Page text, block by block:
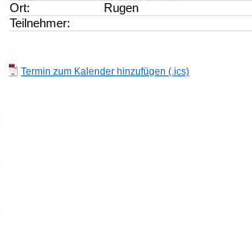
Ort:
Rugen
Teilnehmer:
Termin zum Kalender hinzufügen (.ics)